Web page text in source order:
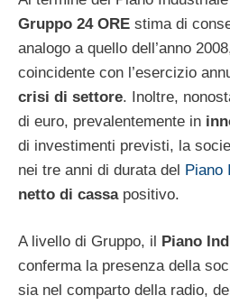
Gruppo 24 ORE stima di
analogo a quello dell’anno
coincidente con l’esercizio
crisi di settore. Inoltre,
di euro, prevalentemente in
di investimenti previsti, la
nei tre anni di durata del Piano
netto di cassapositivo.
A livello di Gruppo, il
Piano
conferma la presenza della
sia nel comparto della radio,